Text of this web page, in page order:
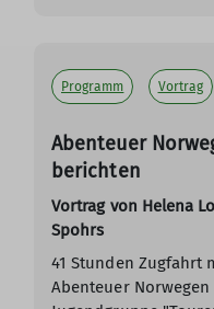
Programm Vortrag
Abenteuer
berichten
Vortrag von Helena
Spohrs
41 Stunden Zugfahrt
Abenteuer